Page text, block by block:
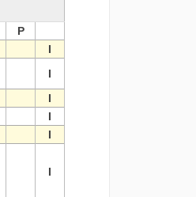
P
I
I
I
I
I
I